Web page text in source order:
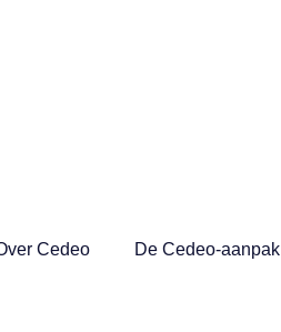
Cedeo De Cedeo-aanpak